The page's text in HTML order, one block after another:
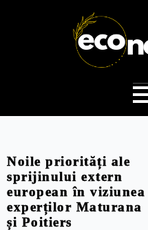
Noile priorități ale
sprijinului extern
european în viziunea
experților Maturana
și Poitiers